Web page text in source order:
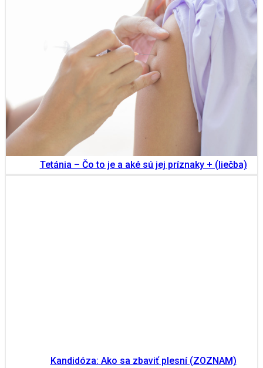
Tetánia – Čo to je a aké sú jej príznaky + (liečba)
Kandidóza: Ako sa zbaviť plesní (ZOZNAM)